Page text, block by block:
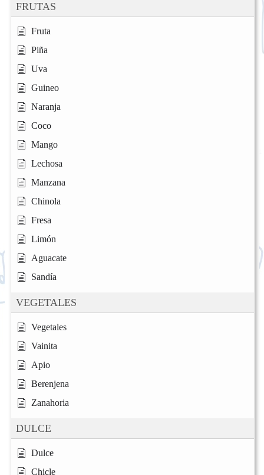
FRUTAS
Fruta
Piña
Uva
Guineo
Naranja
Coco
Mango
Lechosa
Manzana
Chinola
Fresa
Limón
Aguacate
Sandía
VEGETALES
Vegetales
Vainita
Apio
Berenjena
Zanahoria
DULCE
Dulce
Chicle